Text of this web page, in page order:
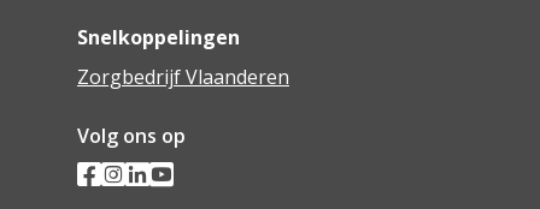
Snelkoppelingen
Zorgbedrijf Vlaanderen
Volg ons op